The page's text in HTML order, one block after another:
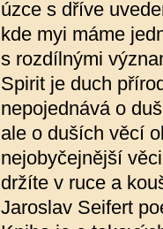
úzce s dříve
kde myi máme
s rozdílnými
Spirit je duch
nepojednává o
ale o duších věcí
nejobyčejnější
držíte v ruce a
Jaroslav Seifert